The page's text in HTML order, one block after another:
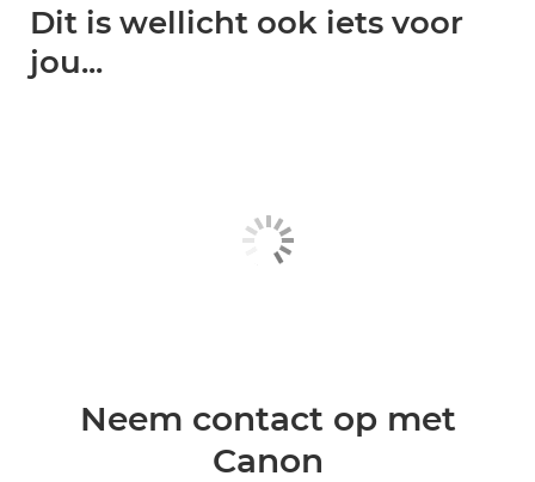
Dit is wellicht ook iets voor
jou...
Neem contact op met
Canon